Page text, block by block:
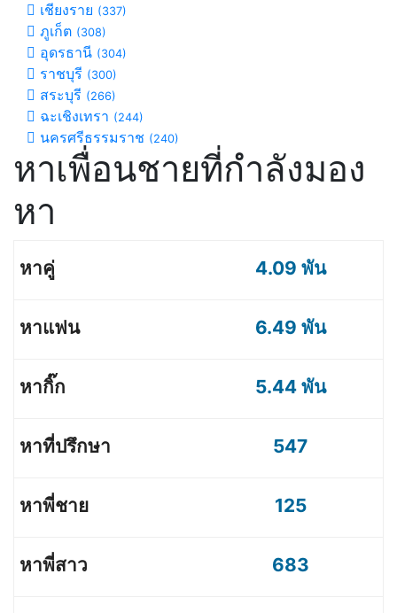
เชียงราย (337)
ภูเก็ต (308)
อุดรธานี (304)
ราชบุรี (300)
สระบุรี (266)
ฉะเชิงเทรา (244)
นครศรีธรรมราช (240)
หาเพื่อนชายที่กำลังมอง
หา
4.09 พัน
6.49 พัน
5.44 พัน
547
125
683